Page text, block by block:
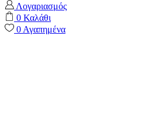
Λογαριασμός
0 Καλάθι
0 Αγαπημένα